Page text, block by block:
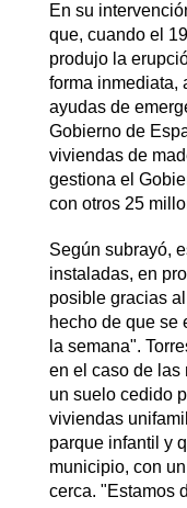
En su
que, cuando el
produjo la
forma inmediata,
ayudas de
Gobierno de
viviendas de
gestiona el
con otros 25
Según subrayó,
instaladas, en
posible gracias
hecho de que se
la semana".
en el caso de las
un suelo cedido
viviendas
parque infantil y
municipio, con
cerca. "Estamos